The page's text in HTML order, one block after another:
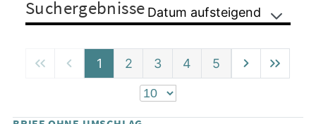
Suchergebnisse Datum aufsteigend
1 2 3 4 5